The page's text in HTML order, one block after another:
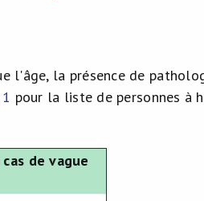
l'âge, la présence de
pour la liste de personnes à
de vague